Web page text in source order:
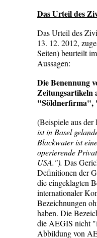
Das Urteil des
Das Urteil des
13. 12. 2012,
Seiten) beurteilt
Aussagen:
Die Benennung
"Söldnerfirma",
(Beispiele aus der
ist in Basel
Blackwater ist
operierende
USA."). Das
Definitionen der
die eingeklagten
internationaler
Bezeichnungen
haben. Die
die AEGIS nicht
Abbildung von